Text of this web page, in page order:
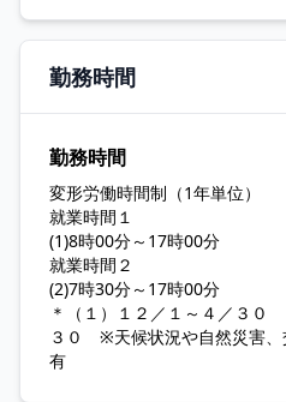
勤務時間
勤務時間
変形労働時間制（1年単位）
就業時間１
(1)8時00分～17時00分
就業時間２
(2)7時30分～17時00分
＊（１）１２／１～４／３
３０ ※天候状況や自然災害、
有